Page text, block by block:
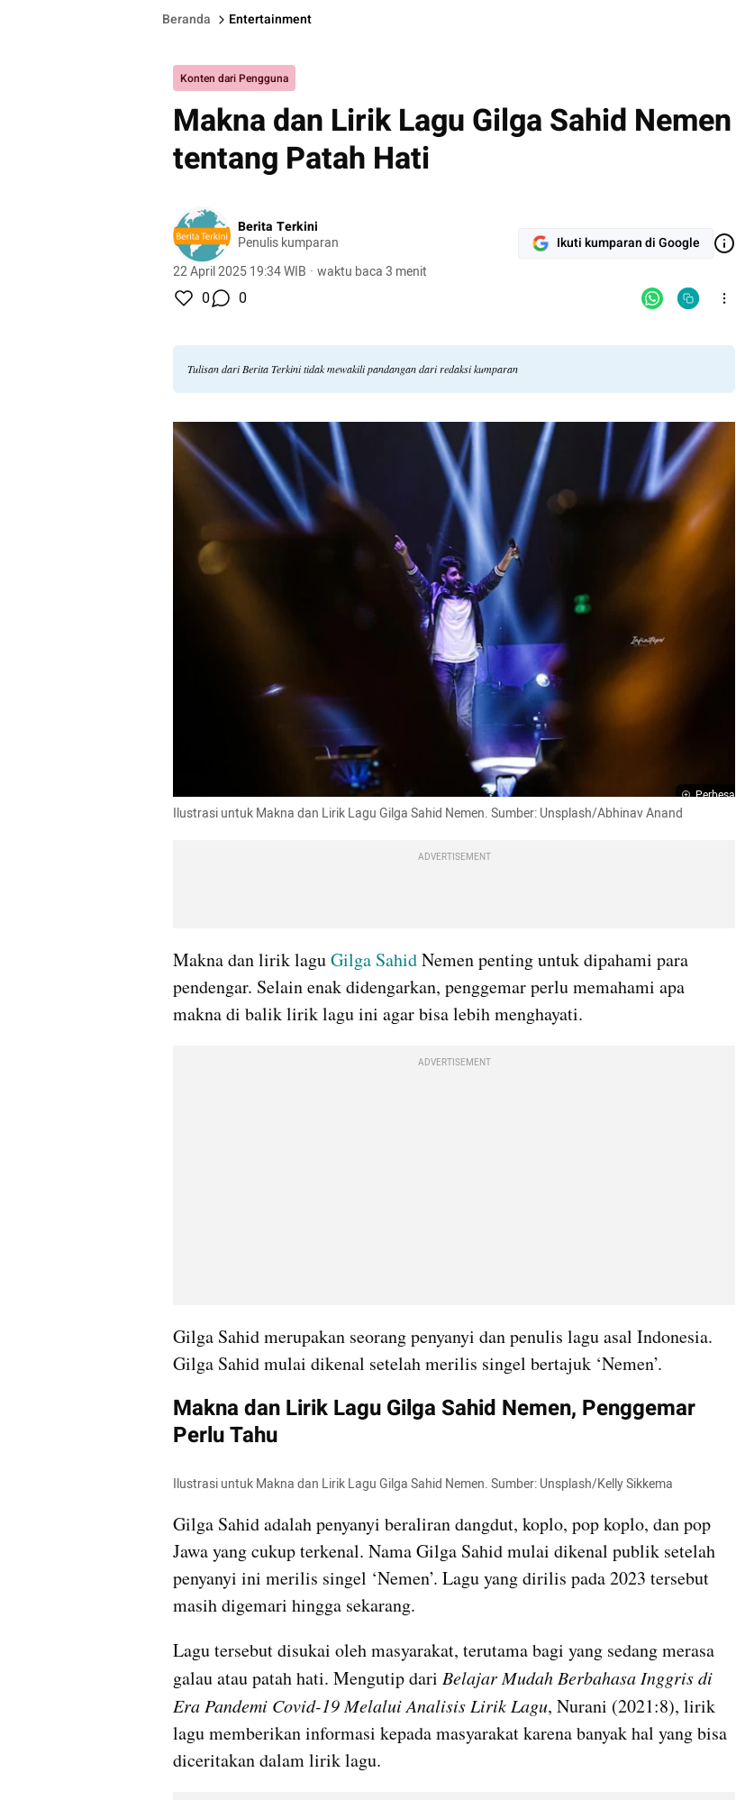
Beranda Entertainment
Konten dari Pengguna
Makna dan Lirik Lagu Gilga Sahid Nemen
tentang Patah Hati
Berita Terkini
Penulis kumparan
22 April 2025 19:34 WIB · waktu baca 3 menit
Ikuti kumparan di Google
0 0
Tulisan dari Berita Terkini tidak mewakili pandangan dari redaksi kumparan
Perbesar
Ilustrasi untuk Makna dan Lirik Lagu Gilga Sahid Nemen. Sumber: Unsplash/Abhinav Anand
ADVERTISEMENT
Makna dan lirik lagu Gilga Sahid Nemen penting untuk dipahami para
pendengar. Selain enak didengarkan, penggemar perlu memahami apa
makna di balik lirik lagu ini agar bisa lebih menghayati.
ADVERTISEMENT
Gilga Sahid merupakan seorang penyanyi dan penulis lagu asal Indonesia.
Gilga Sahid mulai dikenal setelah merilis singel bertajuk ‘Nemen’.
Makna dan Lirik Lagu Gilga Sahid Nemen, Penggemar
Perlu Tahu
Ilustrasi untuk Makna dan Lirik Lagu Gilga Sahid Nemen. Sumber: Unsplash/Kelly Sikkema
Gilga Sahid adalah penyanyi beraliran dangdut, koplo, pop koplo, dan pop
Jawa yang cukup terkenal. Nama Gilga Sahid mulai dikenal publik setelah
penyanyi ini merilis singel ‘Nemen’. Lagu yang dirilis pada 2023 tersebut
masih digemari hingga sekarang.
Lagu tersebut disukai oleh masyarakat, terutama bagi yang sedang merasa
galau atau patah hati. Mengutip dari Belajar Mudah Berbahasa Inggris di
Era Pandemi Covid-19 Melalui Analisis Lirik Lagu, Nurani (2021:8), lirik
lagu memberikan informasi kepada masyarakat karena banyak hal yang bisa
diceritakan dalam lirik lagu.